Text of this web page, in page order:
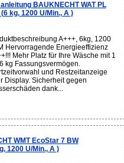
BAUKNECHT WAT PL
kg, 1200 U/Min., A )
A+++, 6kg, 1200
Hervorragende Energieeffizienz
Mehr Platz für Ihre Wäsche mit 1
kg Fassungsvermögen.
und Restzeitanzeige
Display. Sicherheit gegen
dank...
WMT EcoStar 7 BW
1200 U/Min., A )